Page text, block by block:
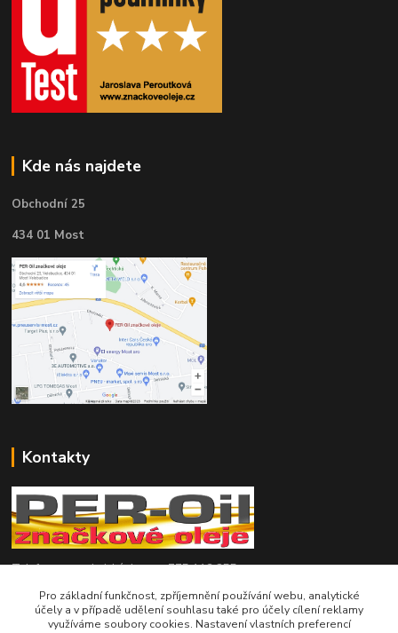
Kde nás najdete
Obchodní 25
434 01 Most
Kontakty
Telefon pro technické dotazy: 775 113 255
Telefon do našeho obchodu : 774 993 479
Pro základní funkčnost, zpříjemnění používání webu, analytické
účely a v případě udělení souhlasu také pro účely cílení reklamy
využíváme soubory cookies. Nastavení vlastních preferencí